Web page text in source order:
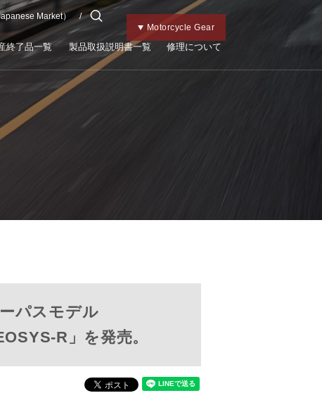
Motorcycle Gear
Kabutoトップ
Bicycle Gear
チャイルドメット
Market）
終了品一覧 製品取扱説明書一覧 修理について
パスモデル
R」を発売。